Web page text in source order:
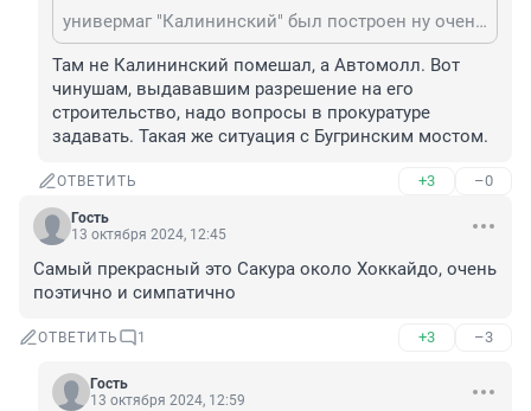
универмаг "Калининский" был построен ну очень давно...
Там не Калининский помешал, а Автомолл. Вот
чинушам, выдававшим разрешение на его
строительство, надо вопросы в прокуратуре
задавать. Такая же ситуация с Бугринским мостом.
ОТВЕТИТЬ +3 –0
Гость
13 октября 2024, 12:45
Самый прекрасный это Сакура около Хоккайдо, очень
поэтично и симпатично
ОТВЕТИТЬ 1 +3 –3
Гость
13 октября 2024, 12:59